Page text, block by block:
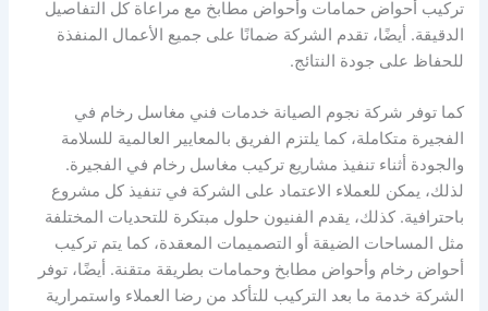
تركيب أحواض حمامات وأحواض مطابخ مع مراعاة كل التفاصيل
الدقيقة. أيضًا، تقدم الشركة ضمانًا على جميع الأعمال المنفذة
للحفاظ على جودة النتائج.
كما توفر شركة نجوم الصيانة خدمات فني مغاسل رخام في
الفجيرة متكاملة، كما يلتزم الفريق بالمعايير العالمية للسلامة
والجودة أثناء تنفيذ مشاريع تركيب مغاسل رخام في الفجيرة.
لذلك، يمكن للعملاء الاعتماد على الشركة في تنفيذ كل مشروع
باحترافية. كذلك، يقدم الفنيون حلول مبتكرة للتحديات المختلفة
مثل المساحات الضيقة أو التصميمات المعقدة، كما يتم تركيب
أحواض رخام وأحواض مطابخ وحمامات بطريقة متقنة. أيضًا، توفر
الشركة خدمة ما بعد التركيب للتأكد من رضا العملاء واستمرارية